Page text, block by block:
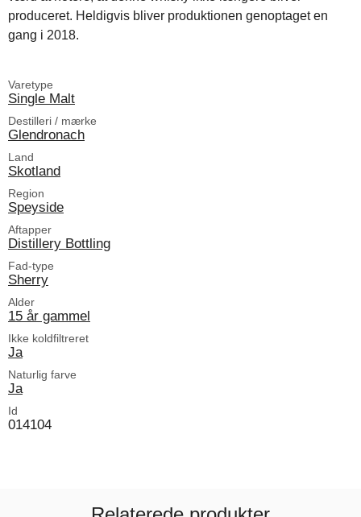
produceret. Heldigvis bliver produktionen genoptaget en
gang i 2018.
Varetype
Single Malt
Destilleri / mærke
Glendronach
Land
Skotland
Region
Speyside
Aftapper
Distillery Bottling
Fad-type
Sherry
Alder
15 år gammel
Ikke koldfiltreret
Ja
Naturlig farve
Ja
Id
014104